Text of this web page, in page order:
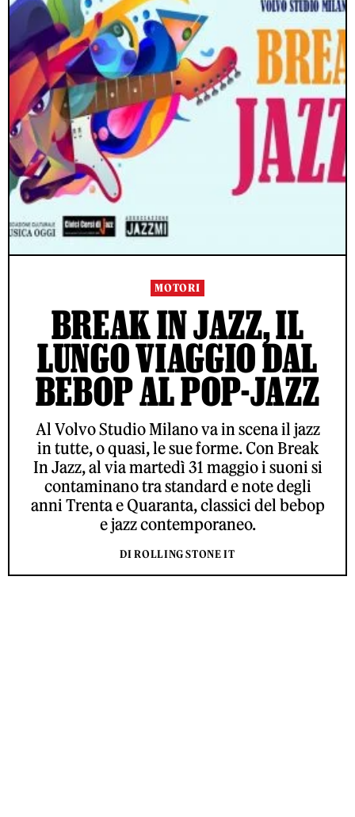
MOTORI
BREAK IN JAZZ, IL
LUNGO VIAGGIO DAL
BEBOP AL POP-JAZZ
Al Volvo Studio Milano va in scena il jazz
in tutte, o quasi, le sue forme. Con Break
In Jazz, al via martedì 31 maggio i suoni si
contaminano tra standard e note degli
anni Trenta e Quaranta, classici del bebop
e jazz contemporaneo.
DI ROLLING STONE IT